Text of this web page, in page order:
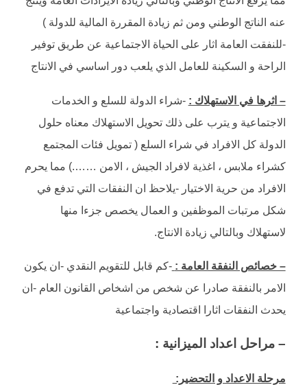
عنه الناتج الوطني ومن ثم زيادة المقررة المالية للدولة )
-للنفقت العامة اثار على الحياة الاجتماعية عن طريق توفير
الراحة و السكينة للعامل الذي يلعب دور اساسي في الانتاج
– اثرها في الاستهلاك : -شراء الدولة للسلع و الخدمات
الاجتماعية و يترب على ذلك تحويل الاستهلاك معناه حلول
الدولة كل الافراد في شراء السلع ( تمويل فئات المجتمع
كشراء ملابس ، اغذية لافراد الجيش ، الامن …….) مما يحرم
الافراد من حرية الاختيار -يلاحظ ان النفقات التي تدفع في
شكل مرتبات الموظفين و العمال يخصص جزءا منها
لاستهلاك وبالتالي زيادة الانتاج.
– خصائص النفقة العامة : -كم قابل للتقويم النقدي -ان يكون
الامر بالنفقة صادرا عن شخص من اشخاص القانون العام -ان
يحدث النفقات اثارا اقتصادية واجتماعية
– مراحل اعداد الميزانية :
مرحلة الاعداد و التحضير: